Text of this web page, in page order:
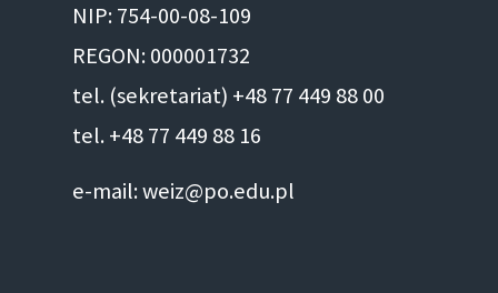
NIP: 754-00-08-109
REGON: 000001732
tel. (sekretariat) +48 77 449 88 00
tel. +48 77 449 88 16
e-mail: weiz@po.edu.pl